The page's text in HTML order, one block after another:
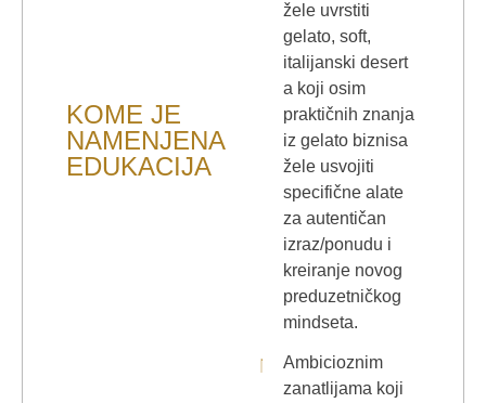
KOME JE
NAMENJENA
EDUKACIJA
žele uvrstiti
gelato, soft,
italijanski desert
a koji osim
praktičnih znanja
iz gelato biznisa
žele usvojiti
specifične alate
za autentičan
izraz/ponudu i
kreiranje novog
preduzetničkog
mindseta.
Ambicioznim
zanatlijama koji